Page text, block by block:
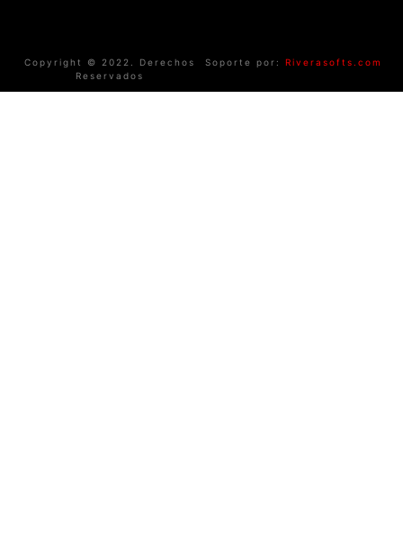
Copyright © 2022. Derechos
Reservados
Soporte por: Riverasofts.com